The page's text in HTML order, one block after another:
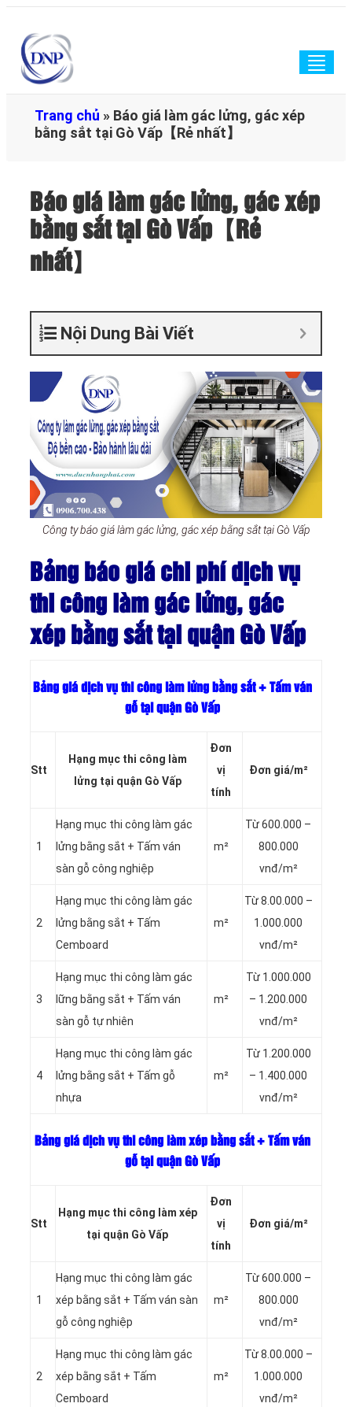
Trang chủ » Báo giá làm gác lửng, gác xép
bằng sắt tại Gò Vấp【Rẻ nhất】
Báo giá làm gác lửng, gác xép
bằng sắt tại Gò Vấp【Rẻ
nhất】
Nội Dung Bài Viết
Công ty báo giá làm gác lửng, gác xép bằng sắt tại Gò Vấp
Bảng báo giá chi phí dịch vụ
thi công làm gác lửng, gác
xép bằng sắt tại quận Gò Vấp
Bảng giá dịch vụ thi công làm lửng bằng sắt + Tấm ván
gỗ tại quận Gò Vấp
Stt
Hạng mục thi công làm
lửng tại quận Gò Vấp
Đơn
vị
tính
Đơn giá/m²
1
Hạng mục thi công làm gác
lửng bằng sắt + Tấm ván
sàn gỗ công nghiệp
m²
Từ 600.000 –
800.000
vnđ/m²
2
Hạng mục thi công làm gác
lửng bằng sắt + Tấm
Cemboard
m²
Từ 8.00.000 –
1.000.000
vnđ/m²
3
Hạng mục thi công làm gác
lững bằng sắt + Tấm ván
sàn gỗ tự nhiên
m²
Từ 1.000.000
– 1.200.000
vnđ/m²
4
Hạng mục thi công làm gác
lửng bằng sắt + Tấm gỗ
nhựa
m²
Từ 1.200.000
– 1.400.000
vnđ/m²
Bảng giá dịch vụ thi công làm xép bằng sắt + Tấm ván
gỗ tại quận Gò Vấp
Stt
Hạng mục thi công làm xép
tại quận Gò Vấp
Đơn
vị
tính
Đơn giá/m²
1
Hạng mục thi công làm gác
xép bằng sắt + Tấm ván sàn
gỗ công nghiệp
m²
Từ 600.000 –
800.000
vnđ/m²
2
Hạng mục thi công làm gác
xép bằng sắt + Tấm
Cemboard
m²
Từ 8.00.000 –
1.000.000
vnđ/m²